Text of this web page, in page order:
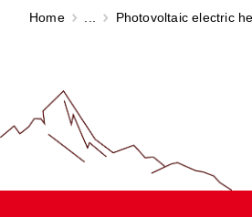
Home Photovoltaic electric